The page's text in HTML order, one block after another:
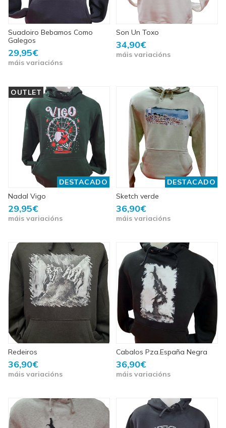
Suadoiro Bebamos Como
Galegos
29,95€
máis variacións
Son Un Toxo
34,90€
máis variacións
DESTACADO
OUTLET
Nadal Vigo
29,95€
máis variacións
DESTACADO
Sketch verde
36,90€
máis variacións
Redeiros
36,90€
máis variacións
Cabalos Pza.España Negra
36,90€
máis variacións